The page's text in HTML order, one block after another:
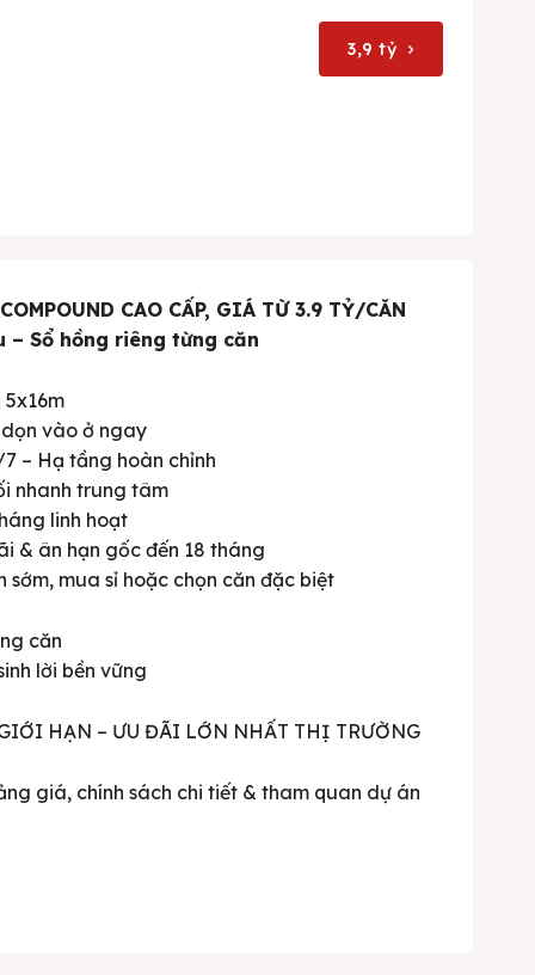
3,9 tỷ
CAO CẤP, GIÁ TỪ 3.9 TỶ/CĂN
– Sổ hồng riêng từng căn
dọn vào ở ngay
– Hạ tầng hoàn chỉnh
nhanh trung tâm
linh hoạt
& ân hạn gốc đến 18 tháng
sớm, mua sỉ hoặc chọn căn đặc biệt
căn
lời bền vững
HẠN – ƯU ĐÃI LỚN NHẤT THỊ TRƯỜNG
giá, chính sách chi tiết & tham quan dự án